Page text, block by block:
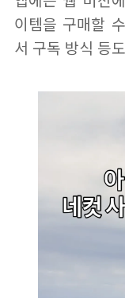
이템을 구매할
서 구독 방식 등